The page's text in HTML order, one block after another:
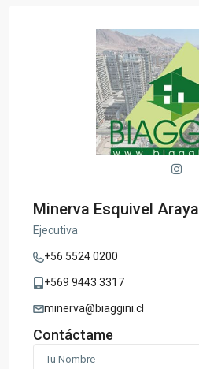
Minerva Esquivel Araya
Ejecutiva
+56 5524 0200
+569 9443 3317
minerva@biaggini.cl
Contáctame